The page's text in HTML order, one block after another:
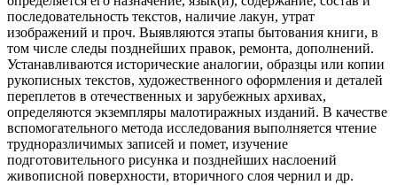
последовательность текстов, наличие лакун, утрат
изображений и проч. Выявляются этапы бытования книги, в
том числе следы позднейших правок, ремонта, дополнений.
Устанавливаются исторические аналогии, образцы или копии
рукописных текстов, художественного оформления и деталей
переплетов в отечественных и зарубежных архивах,
определяются экземпляры малотиражных изданий. В качестве
вспомогательного метода исследования выполняется чтение
трудноразличимых записей и помет, изучение
подготовительного рисунка и позднейших наслоений
живописной поверхности, вторичного слоя чернил и др.